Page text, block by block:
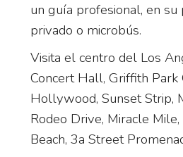
un guía profesional, en su
privado o microbús.
Visita el centro del Los
Concert Hall, Griffith
Hollywood, Sunset Strip,
Rodeo Drive, Miracle Mile,
Beach, 3a Street